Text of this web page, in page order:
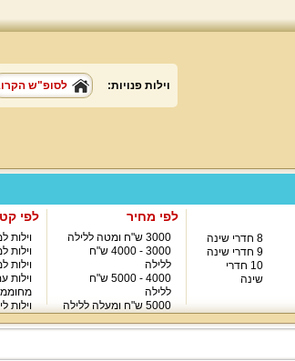
וילות פנויות: לסופ"ש
8 חדרי שינה
9 חדרי שינה
10 חדרי
שינה
לפי מחיר
3000 ש"ח ומטה ללילה
3000 - 4000 ש"ח
ללילה
4000 - 5000 ש"ח
ללילה
5000 ש"ח ומעלה ללילה
לפי
וילות
וילות
וילות
וילות
וילות